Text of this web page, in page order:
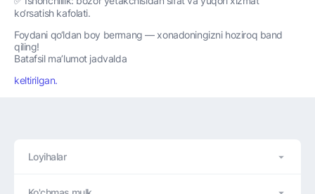
ko‘rsatish kafolati.
Foydani qo‘ldan boy bermang — xonadoningizni hoziroq band
qiling!
Batafsil ma’lumot jadvalda
keltirilgan.
Loyihalar